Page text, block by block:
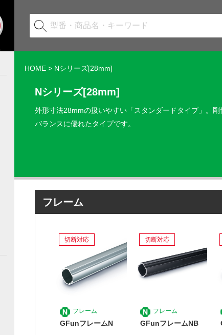
HOME > Nシリーズ[28mm]
Nシリーズ[28mm]
外形寸法28mmの扱いやすい「スタンダードタイプ」。剛
バランスに優れたタイプです。
フレーム
切断対応
フレーム
GFunフレームN
切断対応
フレーム
GFunフレームNB